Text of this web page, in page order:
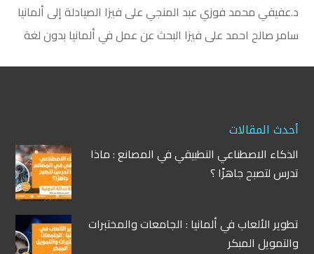
د.عفيفي محمد فوزي عبد المنجيعلىفيزا الصيادلة إلى ألمانيا
سامر صالح احمد علىفيزا البحث عن عمل في ألمانيا بدون لغة
أحدث المقالات
الذكاء الاصطناعي التطبيقي في المصانع : ماذا
تدرس لتصبح جاهزًا ؟
تطوير الألعاب في ألمانيا : الجامعات والمختبرات
والتمويل المبكر